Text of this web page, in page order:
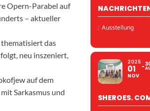
Opern-Parabel auf
– aktueller
thematisiert das
neu inszeniert,
auf dem
Sarkasmus und
: Ausstellung
2025
01
NOV
SHEROES.